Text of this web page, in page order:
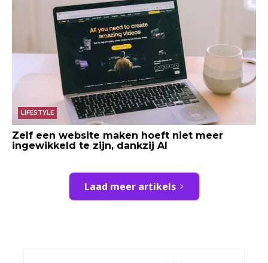
LIFESTYLE
Zelf een website maken hoeft niet meer
ingewikkeld te zijn, dankzij AI
Laad meer artikels